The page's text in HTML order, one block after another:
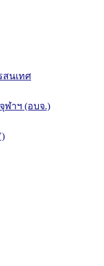
สนเทศ
ฬาฯ (อบจ.)